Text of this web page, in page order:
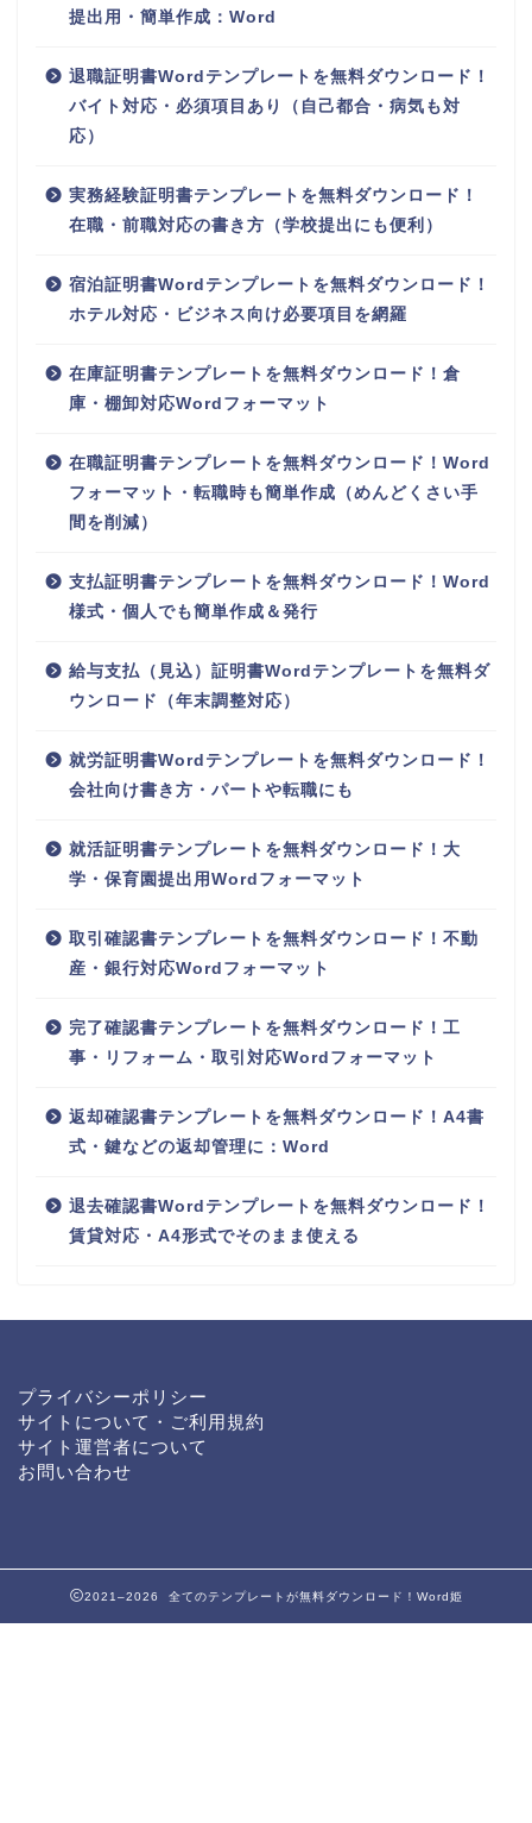
提出用・簡単作成：Word
退職証明書Wordテンプレートを無料ダウンロード！
バイト対応・必須項目あり（自己都合・病気も対
応）
実務経験証明書テンプレートを無料ダウンロード！
在職・前職対応の書き方（学校提出にも便利）
宿泊証明書Wordテンプレートを無料ダウンロード！
ホテル対応・ビジネス向け必要項目を網羅
在庫証明書テンプレートを無料ダウンロード！倉
庫・棚卸対応Wordフォーマット
在職証明書テンプレートを無料ダウンロード！Word
フォーマット・転職時も簡単作成（めんどくさい手
間を削減）
支払証明書テンプレートを無料ダウンロード！Word
様式・個人でも簡単作成＆発行
給与支払（見込）証明書Wordテンプレートを無料ダ
ウンロード（年末調整対応）
就労証明書Wordテンプレートを無料ダウンロード！
会社向け書き方・パートや転職にも
就活証明書テンプレートを無料ダウンロード！大
学・保育園提出用Wordフォーマット
取引確認書テンプレートを無料ダウンロード！不動
産・銀行対応Wordフォーマット
完了確認書テンプレートを無料ダウンロード！工
事・リフォーム・取引対応Wordフォーマット
返却確認書テンプレートを無料ダウンロード！A4書
式・鍵などの返却管理に：Word
退去確認書Wordテンプレートを無料ダウンロード！
賃貸対応・A4形式でそのまま使える
プライバシーポリシー
サイトについて・ご利用規約
サイト運営者について
お問い合わせ
2021–2026 全てのテンプレートが無料ダウンロード！Word姫